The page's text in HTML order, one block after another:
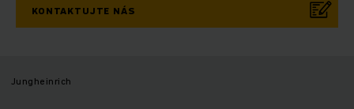
KONTAKTUJTE NÁS
Jungheinrich